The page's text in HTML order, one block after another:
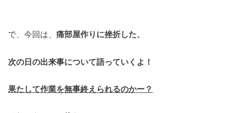
で、今回は、痛部屋作りに挫折した、
次の日の出来事について語っていくよ！
果たして作業を無事終えられるのかー？